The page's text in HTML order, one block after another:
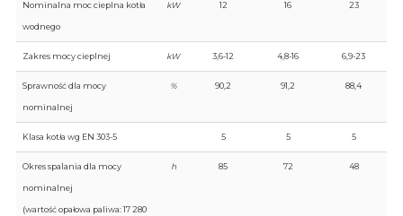
Nominalna moc cieplna kotła
wodnego
kW 12 16 23
Zakres mocy cieplnej kW 3,6-12 4,8-16 6,9-23
Sprawność dla mocy
nominalnej
% 90,2 91,2 88,4
Klasa kotła wg EN 303-5 5 5 5
Okres spalania dla mocy
nominalnej
(wartość opałowa paliwa: 17 280
h 85 72 48